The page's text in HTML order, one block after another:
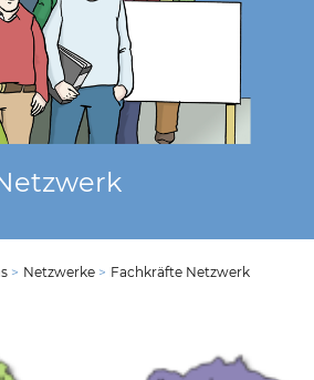
Netzwerke Fachkräfte Netzwerk